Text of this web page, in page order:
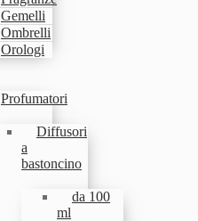
Gemelli
Ombrelli
Orologi
Profumatori
Diffusori
a
bastoncino
da 100
ml